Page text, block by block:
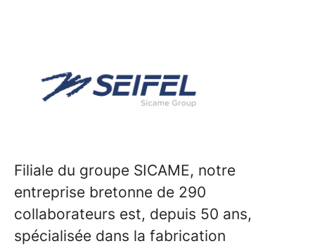
Filiale du groupe SICAME, notre
entreprise bretonne de 290
collaborateurs est, depuis 50 ans,
spécialisée dans la fabrication